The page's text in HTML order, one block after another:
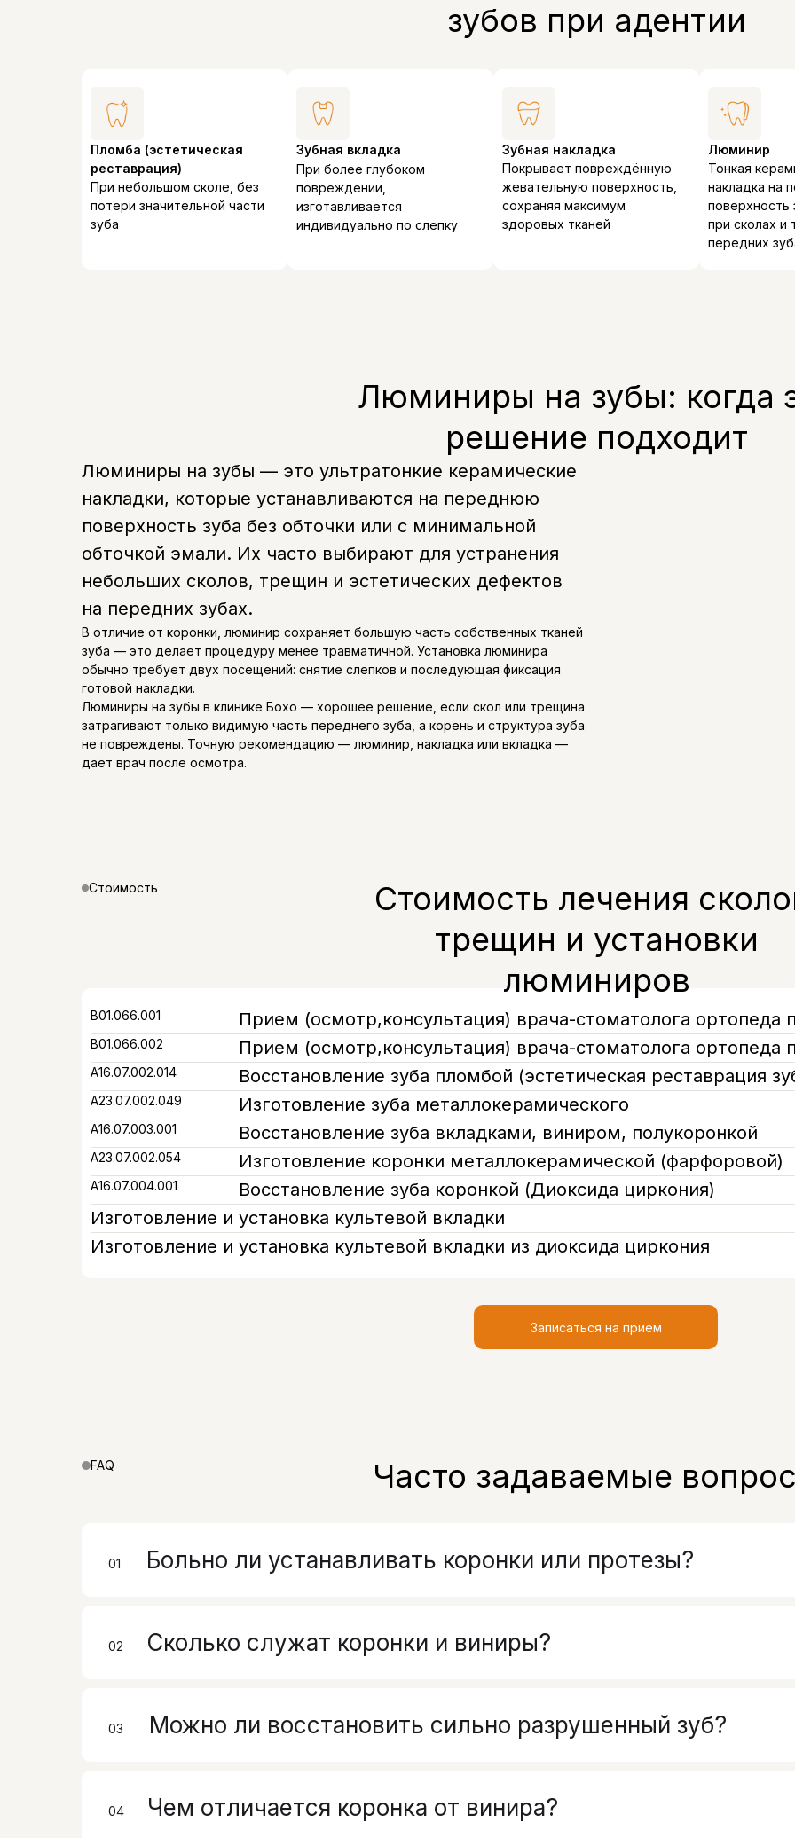
Пломба (эстетическая
реставрация)
При небольшом сколе, без
потери значительной части
зуба
Зубная вкладка
При более глубоком
повреждении,
изготавливается
индивидуально по слепку
Зубная накладка
Покрывает повреждённую
жевательную поверхность,
сохраняя максимум
здоровых тканей
Люминир
Тонкая
накладка на
поверхность
при сколах и
передних
зубов при адентии
Люминиры на зубы: когда
решение подходит
Люминиры на зубы — это ультратонкие керамические
накладки, которые устанавливаются на переднюю
поверхность зуба без обточки или с минимальной
обточкой эмали. Их часто выбирают для устранения
небольших сколов, трещин и эстетических дефектов
на передних зубах.
В отличие от коронки, люминир сохраняет большую часть собственных тканей
зуба — это делает процедуру менее травматичной. Установка люминира
обычно требует двух посещений: снятие слепков и последующая фиксация
готовой накладки.
Люминиры на зубы в клинике Бохо — хорошее решение, если скол или трещина
затрагивают только видимую часть переднего зуба, а корень и структура зуба
не повреждены. Точную рекомендацию — люминир, накладка или вкладка —
даёт врач после осмотра.
В01.066.001 Прием (осмотр,консультация) врача-стоматолога ортопеда
В01.066.002 Прием (осмотр,консультация) врача-стоматолога ортопеда
A16.07.002.014 Восстановление зуба пломбой (эстетическая реставрация
А23.07.002.049 Изготовление зуба металлокерамического
A16.07.003.001 Восстановление зуба вкладками, виниром, полукоронкой
А23.07.002.054 Изготовление коронки металлокерамической (фарфоровой)
A16.07.004.001
Восстановление зуба коронкой (Диоксида циркония)
Изготовление и установка культевой вкладки
Изготовление и установка культевой вкладки из диоксида циркония
Стоимость
Стоимость лечения
трещин и установки
люминиров
Записаться на прием
FAQ Часто задаваемые
01 Больно ли устанавливать коронки или протезы?
02 Сколько служат коронки и виниры?
03 Можно ли восстановить сильно разрушенный зуб?
04 Чем отличается коронка от винира?